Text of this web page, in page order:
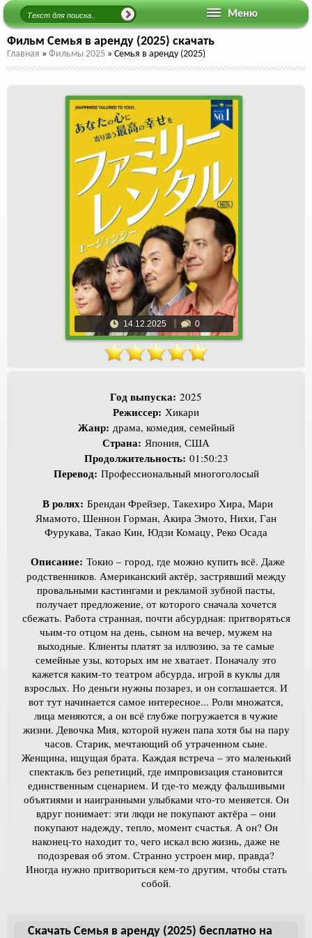
Меню
Фильм Семья в аренду (2025) скачать
Главная » Фильмы 2025 » Семья в аренду (2025)
14.12.2025 0
Год выпуска: 2025
Режиссер: Хикари
Жанр: драма, комедия, семейный
Страна: Япония, США
Продолжительность: 01:50:23
Перевод: Профессиональный многоголосый
В ролях: Брендан Фрейзер, Такехиро Хира, Мари
Ямамото, Шеннон Горман, Акира Эмото, Нихи, Ган
Фурукава, Такао Кин, Юдзи Комацу, Реко Осада
Описание: Токио – город, где можно купить всё. Даже
родственников. Американский актёр, застрявший между
провальными кастингами и рекламой зубной пасты,
получает предложение, от которого сначала хочется
сбежать. Работа странная, почти абсурдная: притворяться
чьим-то отцом на день, сыном на вечер, мужем на
выходные. Клиенты платят за иллюзию, за те самые
семейные узы, которых им не хватает. Поначалу это
кажется каким-то театром абсурда, игрой в куклы для
взрослых. Но деньги нужны позарез, и он соглашается. И
вот тут начинается самое интересное... Роли множатся,
лица меняются, а он всё глубже погружается в чужие
жизни. Девочка Мия, которой нужен папа хотя бы на пару
часов. Старик, мечтающий об утраченном сыне.
Женщина, ищущая брата. Каждая встреча – это маленький
спектакль без репетиций, где импровизация становится
единственным сценарием. И где-то между фальшивыми
объятиями и наигранными улыбками что-то меняется. Он
вдруг понимает: эти люди не покупают актёра – они
покупают надежду, тепло, момент счастья. А он? Он
наконец-то находит то, чего искал всю жизнь, даже не
подозревая об этом. Странно устроен мир, правда?
Иногда нужно притвориться кем-то другим, чтобы стать
собой.
Скачать Семья в аренду (2025) бесплатно на